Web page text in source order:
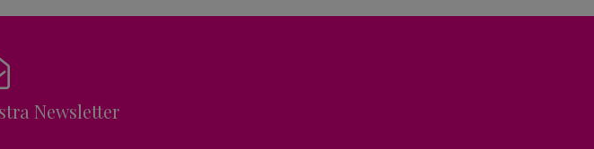
Newsletter